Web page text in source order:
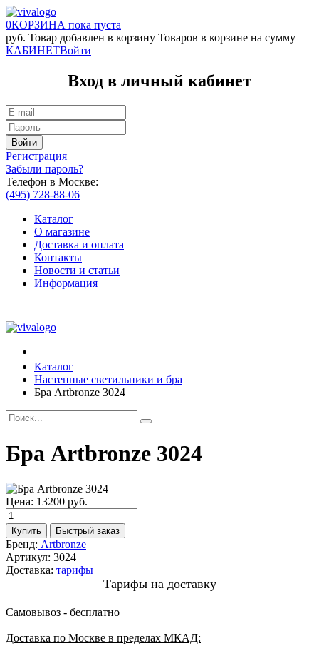
0КОРЗИНА пока пуста
руб. Товар добавлен в корзину Товаров в корзине на сумму
КАБИНЕТВойти
Вход в личный кабинет
Регистрация
Забыли пароль?
Телефон в Москве:
(495) 728-88-06
Каталог
О магазине
Доставка и оплата
Контакты
Новости и статьи
Информация
Каталог
Настенные светильники и бра
Бра Artbronze 3024
Бра Artbronze 3024
Цена: 13200 руб.
Бренд: Artbronze
Артикул: 3024
Доставка: тарифы
Тарифы на доставку
Самовывоз - бесплатно
Доставка по Москве в пределах МКАД: